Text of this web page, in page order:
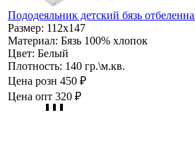
Пододеяльник детский бязь
Размер: 112х147
Материал: Бязь 100% хлопок
Цвет: Белый
Плотность: 140 гр.\м.кв.
Цена розн 450 ₽
Цена опт 320 ₽